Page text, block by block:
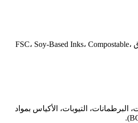
خيارات Eco-Friendly: ورق FSC، Soy-Based Inks، Compostable،
التيوبات، الأكياس بمواد